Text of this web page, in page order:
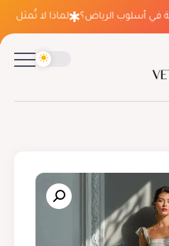
في أسلوب الرياض؟ لماذا لا تُمثل